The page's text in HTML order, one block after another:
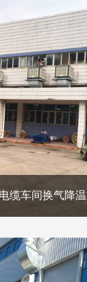
缆车间换气降